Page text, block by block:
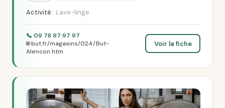
Activité : Lave-linge
📞 09 78 97 97 97
🌐 but.fr/magasins/024/But-
Alencon.htm
Voir la fiche